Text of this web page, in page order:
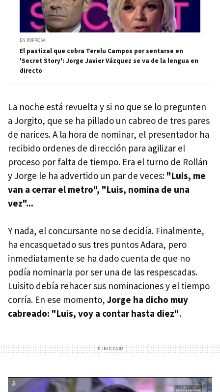
EN POPROSA
El pastizal que cobra Terelu Campos por sentarse en
'Secret Story': Jorge Javier Vázquez se va de la lengua en
directo
La noche está revuelta y si no que se lo pregunten
a Jorgito, que se ha pillado un cabreo de tres pares
de narices. A la hora de nominar, el presentador ha
recibido ordenes de dirección para agilizar el
proceso por falta de tiempo. Era el turno de Rollán
y Jorge le ha advertido un par de veces: "Luis, me
van a cerrar el metro", "Luis, nomina de una
vez"...
Y nada, el concursante no se decidía. Finalmente,
ha encasquetado sus tres puntos Adara, pero
inmediatamente se ha dado cuenta de que no
podía nominarla por ser una de las respescadas.
Luisito debía rehacer sus nominaciones y el tiempo
corría. En ese momento, Jorge ha dicho muy
cabreado: "Luis, voy a contar hasta diez".